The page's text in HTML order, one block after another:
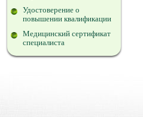
Удостоверение о
повышении квалификации
Медицинский сертификат
специалиста